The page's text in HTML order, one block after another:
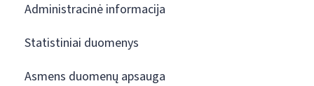
Administracinė informacija
Statistiniai duomenys
Asmens duomenų apsauga